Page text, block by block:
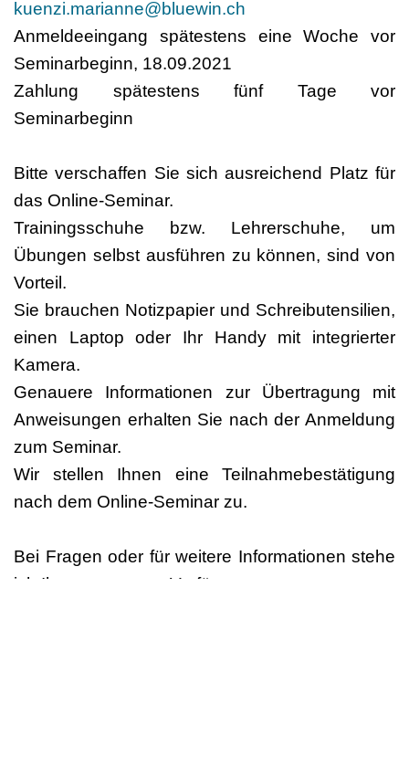
kuenzi.marianne@bluewin.ch
Anmeldeeingang spätestens eine Woche vor
Seminarbeginn, 18.09.2021
Zahlung spätestens fünf Tage vor
Seminarbeginn
Bitte verschaffen Sie sich ausreichend Platz für
das Online-Seminar.
Trainingsschuhe bzw. Lehrerschuhe, um
Übungen selbst ausführen zu können, sind von
Vorteil.
Sie brauchen Notizpapier und Schreibutensilien,
einen Laptop oder Ihr Handy mit integrierter
Kamera.
Genauere Informationen zur Übertragung mit
Anweisungen erhalten Sie nach der Anmeldung
zum Seminar.
Wir stellen Ihnen eine Teilnahmebestätigung
nach dem Online-Seminar zu.
Bei Fragen oder für weitere Informationen stehe
ich Ihnen gerne zur Verfügung.